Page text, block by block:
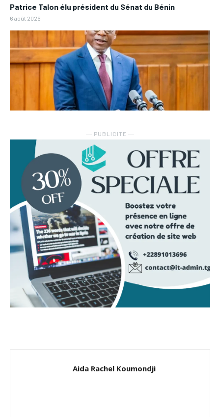
Patrice Talon élu président du Sénat du Bénin
6 août 2026
― PUBLICITE ―
Aida Rachel Koumondji